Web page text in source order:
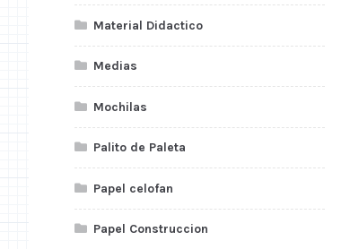
Material Didactico
Medias
Mochilas
Palito de Paleta
Papel celofan
Papel Construccion